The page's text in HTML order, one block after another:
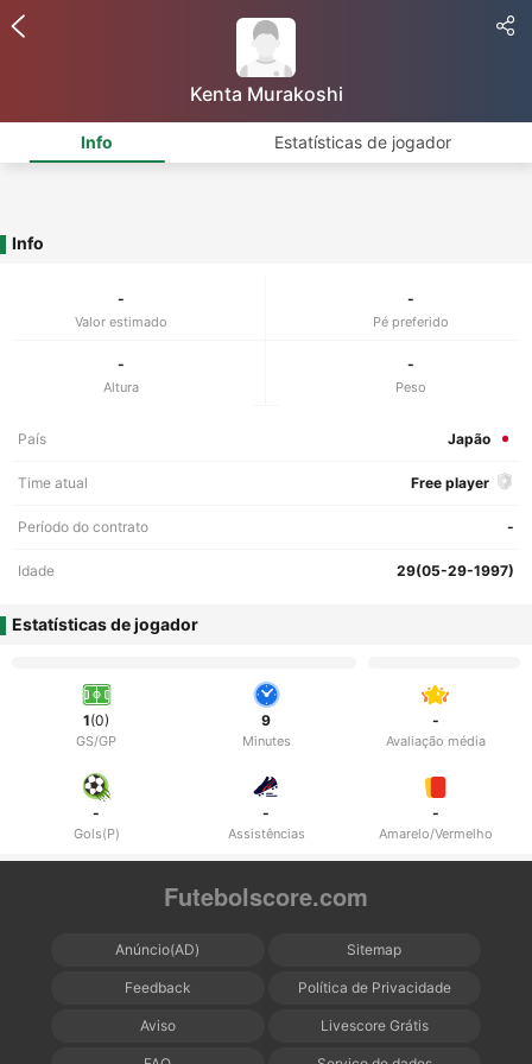
Kenta Murakoshi
Info Estatísticas de jogador
Info
-
Valor estimado
-
Pé preferido
-
Altura
-
Peso
País Japão
Time atual Free player
Período do contrato -
Idade 29(05-29-1997)
Estatísticas de jogador
1(0)
GS/GP
9
Minutes
-
Avaliação média
-
Gols(P)
-
Assistências
-
Amarelo/Vermelho
Futebolscore.com
Anúncio(AD) Sitemap
Feedback Política de Privacidade
Aviso Livescore Grátis